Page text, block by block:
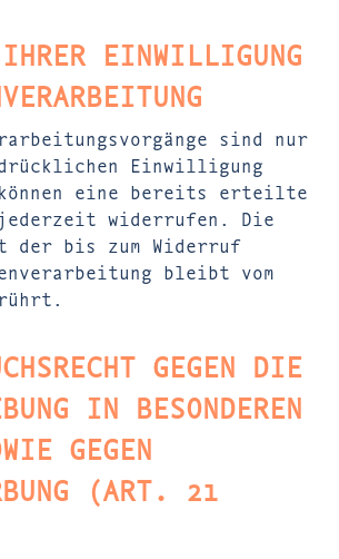
EINWILLIGUNG
sind nur
Einwilligung
eine bereits erteilte
widerrufen. Die
der bis zum Widerruf
bleibt vom
GEGEN DIE
IN BESONDEREN
GEGEN
(ART. 21